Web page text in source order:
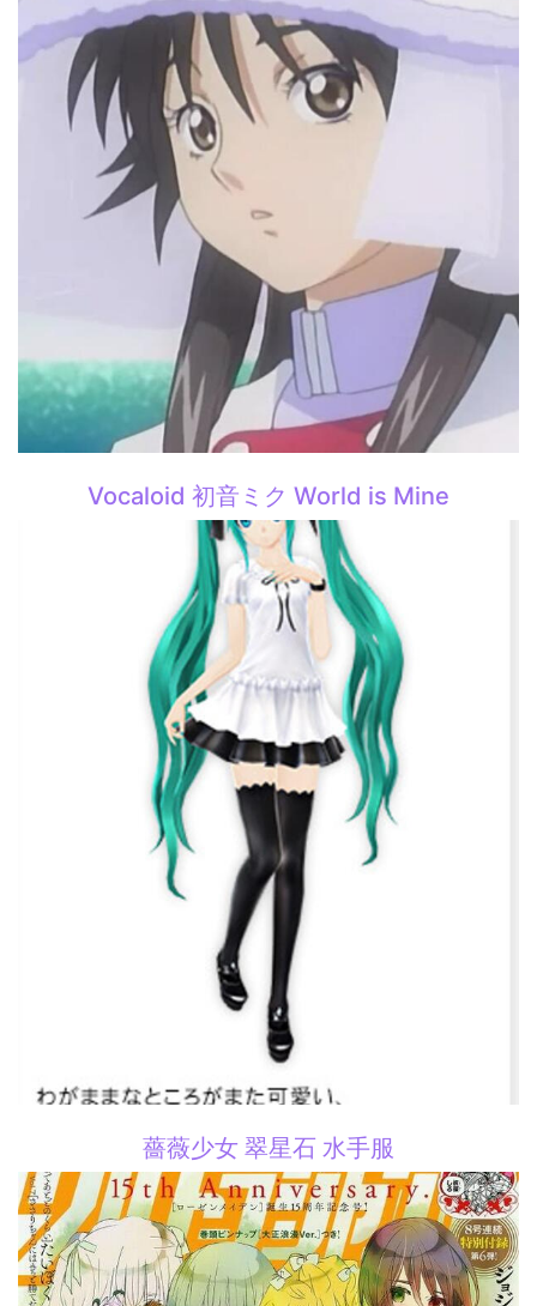
Vocaloid 初音ミク World is Mine
薔薇少女 翠星石 水手服